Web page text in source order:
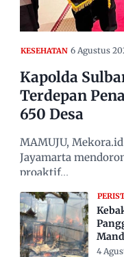
KESEHATAN 6 Agustus
Kapolda
Terdepan
650 Desa
MAMUJU,
Jayamarta
proaktif…
4